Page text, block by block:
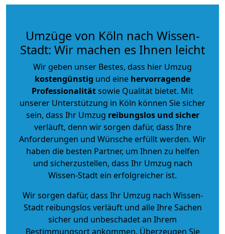
Umzüge von Köln nach Wissen-
Stadt: Wir machen es Ihnen leicht
Wir geben unser Bestes, dass hier Umzug
kostengünstig und eine hervorragende
Professionalitätsowie Qualität bietet. Mit
unserer Unterstützung in Köln können Sie sicher
sein, dass Ihr Umzug reibungslos und sicher
verläuft, denn wir sorgen dafür, dass Ihre
Anforderungen und Wünsche erfüllt werden. Wir
haben die besten Partner, um Ihnen zu helfen
und sicherzustellen, dass Ihr Umzug nach
Wissen-Stadt ein erfolgreicher ist.
Wir sorgen dafür, dass Ihr Umzug nach Wissen-
Stadt reibungslos verläuft und alle Ihre Sachen
sicher und unbeschadet an Ihrem
Bestimmungsort ankommen. Überzeugen Sie